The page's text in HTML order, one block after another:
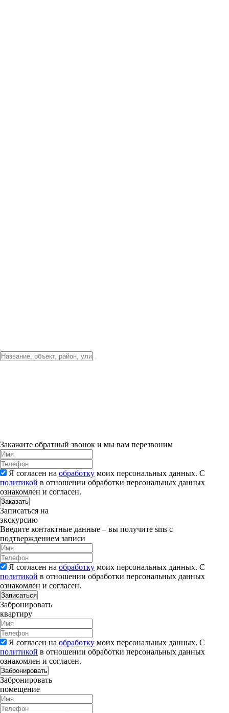
Закажите обратный звонок и мы вам перезвоним
Я согласен на обработку моих персональных данных. С
политикой в отношении обработки персональных данных
ознакомлен и согласен.
Заказать
Записаться на
экскурсию
Введите контактные данные – вы получите sms с
подтверждением записи
Я согласен на обработку моих персональных данных. С
политикой в отношении обработки персональных данных
ознакомлен и согласен.
Записаться
Забронировать
квартиру
Я согласен на обработку моих персональных данных. С
политикой в отношении обработки персональных данных
ознакомлен и согласен.
Забронировать
Забронировать
помещение